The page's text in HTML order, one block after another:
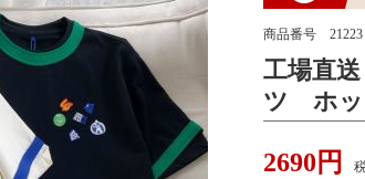
商品番号 21223
工場直
ツ ホ
ート ブ
2690 円